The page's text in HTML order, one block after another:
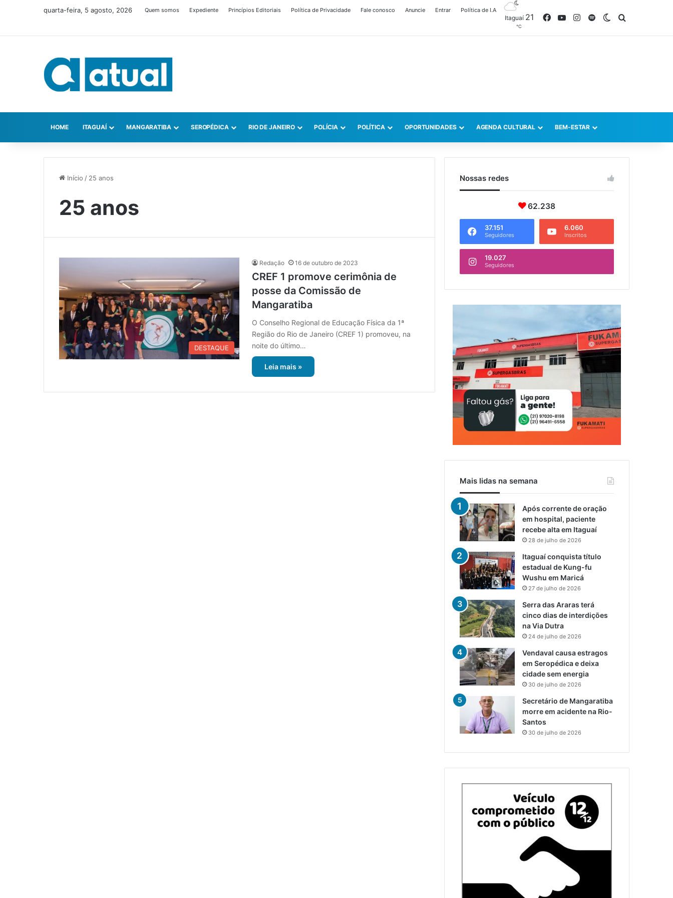
quarta-feira, 5 agosto, 2026 Quem somos Expediente Princípios Editoriais Política de Privacidade Fale conosco Anuncie Entrar Política de I.A
Itaguaí 21
℃
FacebookYouTubeInstagram
SpotifySwitch skin
HOME ITAGUAÍ MANGARATIBA SEROPÉDICA RIO DE JANEIRO POLÍCIA POLÍTICA OPORTUNIDADES AGENDA CULTURAL BEM-ESTAR
Início / 25 anos
25 anos
DESTAQUE
Redação 16 de outubro de 2023
CREF 1 promove cerimônia de
posse da Comissão de
Mangaratiba
O Conselho Regional de Educação Física da 1ª
Região do Rio de Janeiro (CREF 1) promoveu, na
noite do último…
Leia mais »
Nossas redes
62.238
37.151
Seguidores
6.060
Inscritos
19.027
Seguidores
Mais lidas na semana
Após corrente de oração
em hospital, paciente
recebe alta em Itaguaí
28 de julho de 2026
Itaguaí conquista título
estadual de Kung-fu
Wushu em Maricá
27 de julho de 2026
Serra das Araras terá
cinco dias de interdições
na Via Dutra
24 de julho de 2026
Vendaval causa estragos
em Seropédica e deixa
cidade sem energia
30 de julho de 2026
Secretário de Mangaratiba
morre em acidente na Rio-
Santos
30 de julho de 2026